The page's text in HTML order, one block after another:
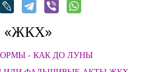
«ЖКХ»
- КАК ДО ЛУНЫ